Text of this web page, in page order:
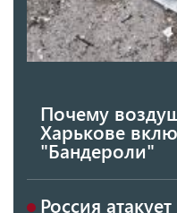
Почему
Харькове
"Бандероли"
Россия